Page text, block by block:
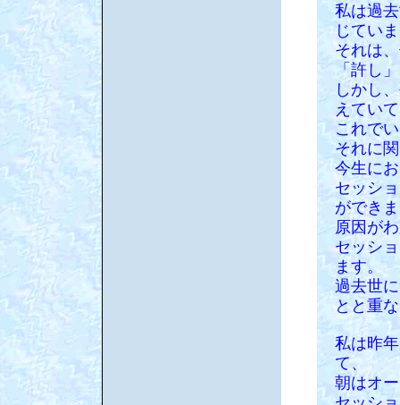
私は過
じてい
それは
「許し
しかし
えてい
これで
それに
今生に
セッシ
ができ
原因が
セッシ
ます。
過去世
とと重
私は昨
て、
朝はオ